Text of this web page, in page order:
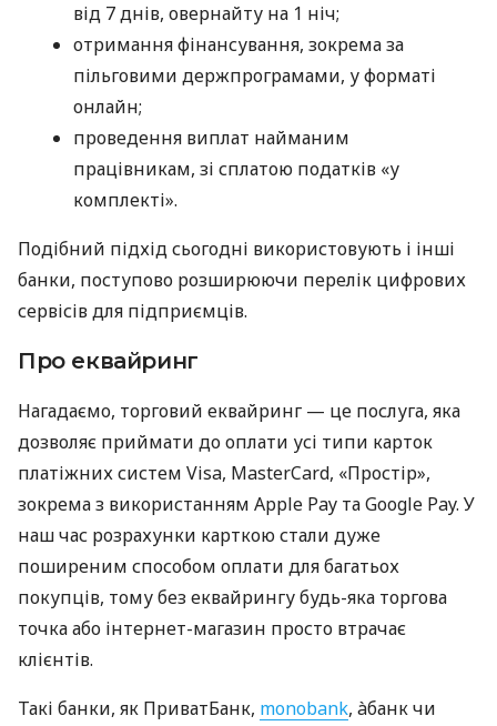
від 7 днів, овернайту на 1 ніч;
отримання фінансування, зокрема за
пільговими держпрограмами, у форматі
онлайн;
проведення виплат найманим
працівникам, зі сплатою податків «у
комплекті».
Подібний підхід сьогодні використовують і інші
банки, поступово розширюючи перелік цифрових
сервісів для підприємців.
Про еквайринг
Нагадаємо, торговий еквайринг — це послуга, яка
дозволяє приймати до оплати усі типи карток
платіжних систем Visa, MasterCard, «Простір»,
зокрема з використанням Apple Pay та Google Pay. У
наш час розрахунки карткою стали дуже
поширеним способом оплати для багатьох
покупців, тому без еквайрингу будь-яка торгова
точка або інтернет-магазин просто втрачає
клієнтів.
Такі банки, як ПриватБанк, monobank, àбанк чи